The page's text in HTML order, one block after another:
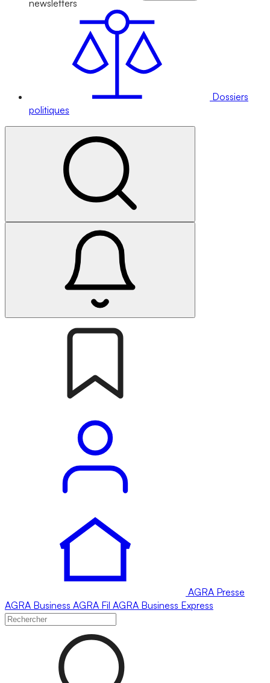
newsletters
Dossiers
politiques
AGRA Presse
AGRA Business AGRA Fil AGRA Business Express